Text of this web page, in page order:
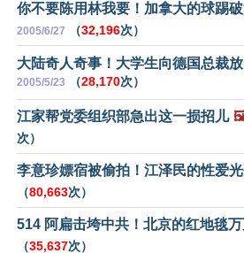
你不要陈用林我要！加拿大的球踢
2005/6/27 （32,196次）
大陆奇人奇事！大学生向德国总裁
2005/5/23 （28,170次）
江家帮党委组织部急出这一损招儿
次）
李意珍嫖宿被偷拍！江泽民的性爱
（80,663次）
514 阿扁击垮中共！北京的红地毯
（35,637次）